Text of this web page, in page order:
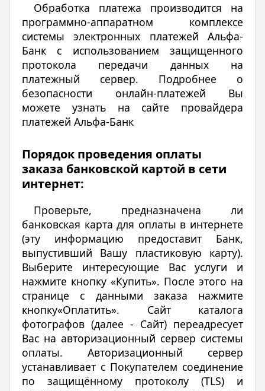
Обработка платежа производится на
программно-аппаратном комплексе
системы электронных платежей Альфа-
Банк с использованием защищенного
протокола передачи данных на
платежный сервер. Подробнее о
безопасности онлайн-платежей Вы
можете узнать на сайте провайдера
платежей Альфа-Банк
Порядок проведения оплаты
заказа банковской картой в сети
интернет:
Проверьте, предназначена ли
банковская карта для оплаты в интернете
(эту информацию предоставит Банк,
выпустивший Вашу пластиковую карту).
Выберите интересующие Вас услуги и
нажмите кнопку «Купить». После этого на
странице с данными заказа нажмите
кнопку«Оплатить». Сайт каталога
фотографов (далее - Сайт) переадресует
Вас на авторизационный сервер системы
оплаты. Авторизационный сервер
устанавливает с Покупателем соединение
по защищённому протоколу (TLS) и